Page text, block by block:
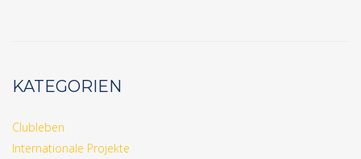
KATEGORIEN
Clubleben
Internationale Projekte